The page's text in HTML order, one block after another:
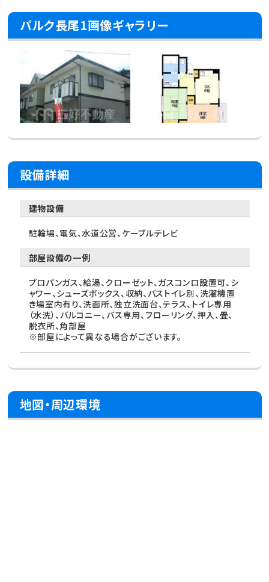
パルク長尾1画像ギャラリー
設備詳細
建物設備
駐輪場、電気、水道公営、ケーブルテレビ
部屋設備の一例
プロパンガス、給湯、クローゼット、ガスコンロ設置可、シ
ャワー、シューズボックス、収納、バストイレ別、洗濯機置
き場室内有り、洗面所、独立洗面台、テラス、トイレ専用
（水洗）、バルコニー、バス専用、フローリング、押入、畳、
脱衣所、角部屋
※部屋によって異なる場合がございます。
地図・周辺環境